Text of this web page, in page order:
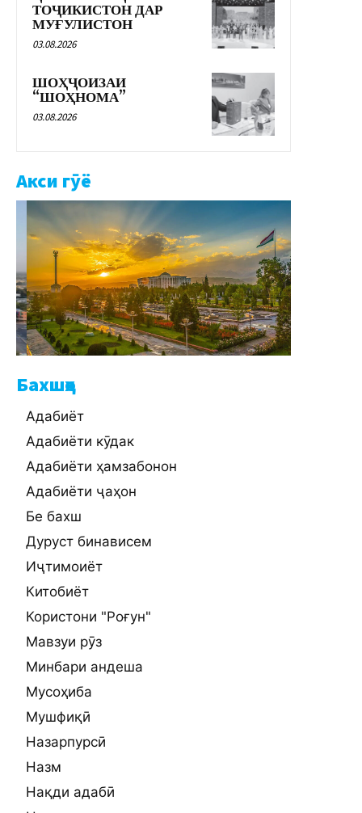
ТОҶИКИСТОН ДАР
МУҒУЛИСТОН
03.08.2026
ШОҲҶОИЗАИ
“ШОҲНОМА”
03.08.2026
Акси гӯё
Бахшҳо
Адабиёт
Адабиёти кӯдак
Адабиёти ҳамзабонон
Адабиёти ҷаҳон
Бе бахш
Дуруст бинависем
Иҷтимоиёт
Китобиёт
Користони "Роғун"
Мавзуи рӯз
Минбари андеша
Мусоҳиба
Мушфиқӣ
Назарпурсӣ
Назм
Нақди адабӣ